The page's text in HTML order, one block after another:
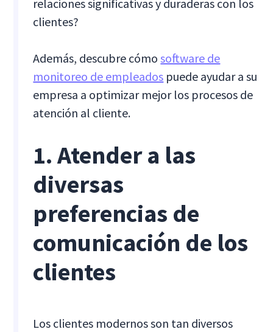
relaciones significativas y duraderas con los
clientes?
Además, descubre cómosoftware de
monitoreo de empleados puede ayudar a su
empresa a optimizar mejor los procesos de
atención al cliente.
1. Atender a las
diversas
preferencias de
comunicación de los
clientes
Los clientes modernos son tan diversos